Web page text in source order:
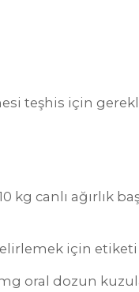
teşhis için
kg canlı ağırlık
için etiketi
mg oral dozun